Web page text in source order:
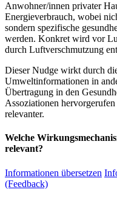
Anwohner/innen privater
Energieverbrauch, wobei
sondern spezifische
werden. Konkret wird vor
durch Luftverschmutzung
Dieser Nudge wirkt durch
Umweltinformationen in
Übertragung in den
Assoziationen
relevanter.
Welche
relevant?
Informationen übersetzen
(Feedback)